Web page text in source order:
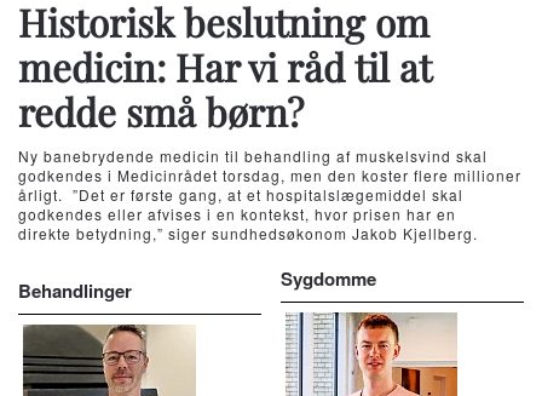
Historisk beslutning om
medicin: Har vi råd til at
redde små børn?
Ny banebrydende medicin til behandling af muskelsvind skal
godkendes i Medicinrådet torsdag, men den koster flere millioner
årligt. ”Det er første gang, at et hospitalslægemiddel skal
godkendes eller afvises i en kontekst, hvor prisen har en
direkte betydning,” siger sundhedsøkonom Jakob Kjellberg.
Behandlinger Sygdomme